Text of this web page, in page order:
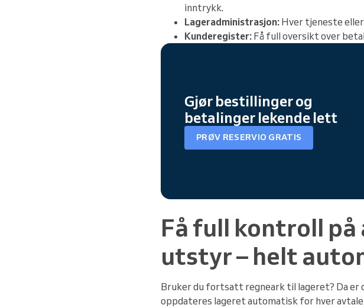
inntrykk.
Lageradministrasjon: Hver tjeneste
Kunderegister: Få full oversikt over
Gjør bestillinger og
betalinger lekende lett
PRØV RESERVIO GRATIS
Få full kontroll på
utstyr – helt
Bruker du fortsatt regneark til lageret? Da
oppdateres lageret automatisk for hver avtale